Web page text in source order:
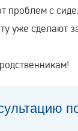
проблем с
уже сделают